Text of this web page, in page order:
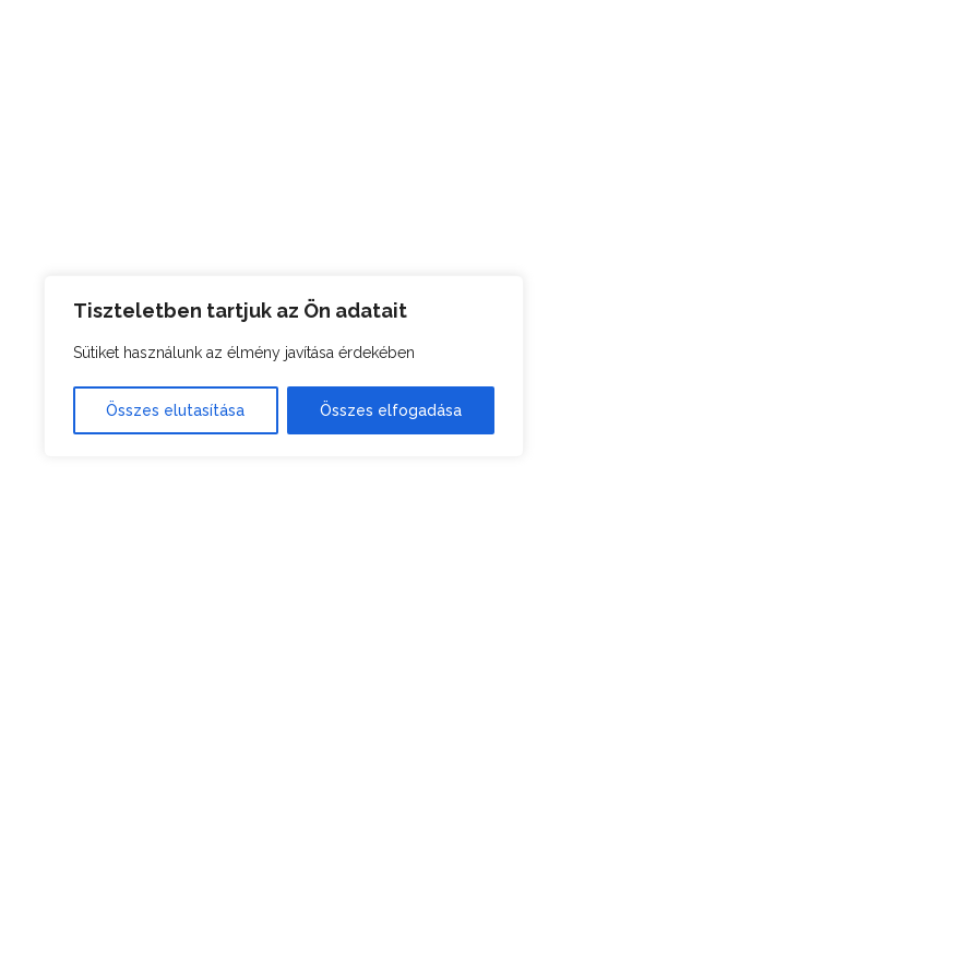
Tiszteletben tartjuk az Ön adatait
Sütiket használunk az élmény javítása érdekében
Összes elutasítása Összes elfogadása